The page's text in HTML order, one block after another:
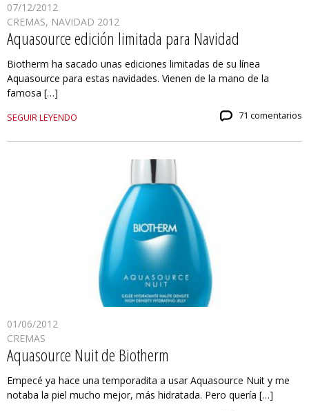
07/12/2012
CREMAS, NAVIDAD 2012
Aquasource edición limitada para Navidad
Biotherm ha sacado unas ediciones limitadas de su línea
Aquasource para estas navidades. Vienen de la mano de la
famosa […]
SEGUIR LEYENDO 71 comentarios
01/06/2012
CREMAS
Aquasource Nuit de Biotherm
Empecé ya hace una temporadita a usar Aquasource Nuit y me
notaba la piel mucho mejor, más hidratada. Pero quería […]